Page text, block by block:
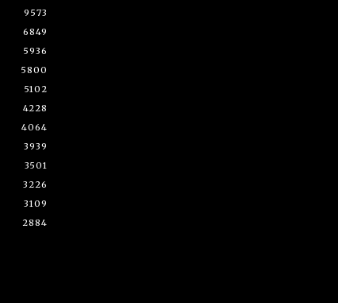
9573
6849
5936
5800
5102
4228
4064
3939
3501
3226
3109
2884